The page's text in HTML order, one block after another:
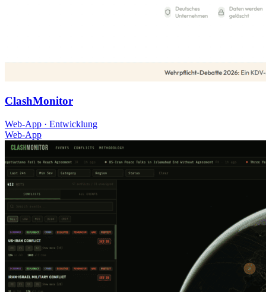
ClashMonitor
Web-App · Entwicklung
Web-App